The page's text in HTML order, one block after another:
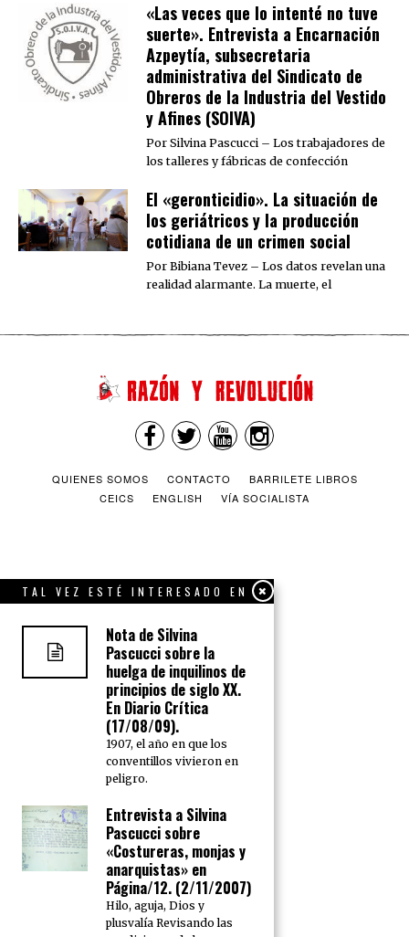
«Las veces que lo intenté no tuve
suerte». Entrevista a Encarnación
Azpeytía, subsecretaria
administrativa del Sindicato de
Obreros de la Industria del Vestido
y Afines (SOIVA)
Por Silvina Pascucci – Los trabajadores de
los talleres y fábricas de confección
El «geronticidio». La situación de
los geriátricos y la producción
cotidiana de un crimen social
Por Bibiana Tevez – Los datos revelan una
realidad alarmante. La muerte, el
QUIENES SOMOS CONTACTO
BARRILETE LIBROS
CEICS
ENGLISH VÍA SOCIALISTA
TAL VEZ ESTÉ INTERESADO EN
Nota de Silvina
Pascucci sobre la
huelga de inquilinos de
principios de siglo XX.
En Diario Crítica
(17/08/09).
1907, el año en que los
conventillos vivieron en
peligro.
Entrevista a Silvina
Pascucci sobre
«Costureras, monjas y
anarquistas» en
Página/12. (2/11/2007)
Hilo, aguja, Dios y
plusvalía Revisando las